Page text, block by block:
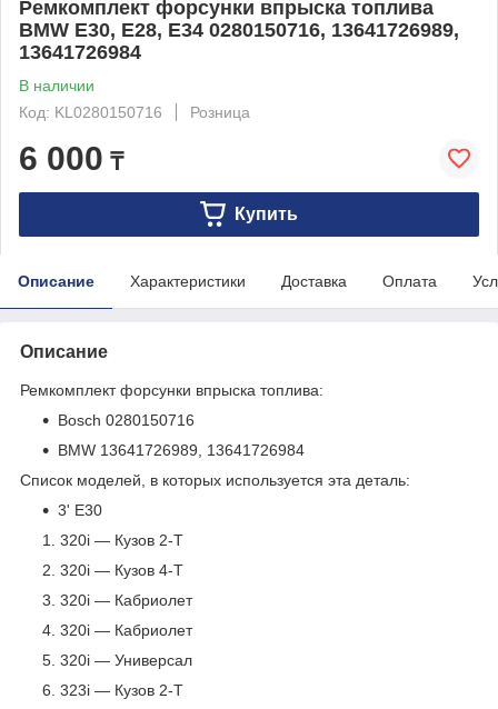
Ремкомплект форсунки впрыска топлива
BMW E30, E28, E34 0280150716, 13641726989,
13641726984
В наличии
Код: KL0280150716
Розница
6 000 ₸
Купить
Описание Характеристики Доставка Оплата
Описание
Ремкомплект форсунки впрыска топлива:
Bosch 0280150716
BMW 13641726989, 13641726984
Список моделей, в которых используется эта деталь:
3' E30
320i — Кузов 2-T
320i — Кузов 4-T
320i — Кабриолет
320i — Кабриолет
320i — Универсал
323i — Кузов 2-T